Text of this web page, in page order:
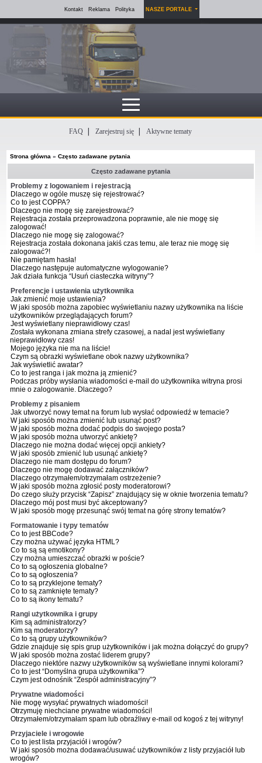
Kontakt Reklama Polityka NASZE PORTALE
FAQ Zarejestruj się Aktywne tematy
Strona główna »Często zadawane pytania
Często zadawane pytania
Problemy z logowaniem i rejestracją
Dlaczego w ogóle muszę się rejestrować?
Co to jest COPPA?
Dlaczego nie mogę się zarejestrować?
Rejestracja została przeprowadzona poprawnie, ale nie mogę się
zalogować!
Dlaczego nie mogę się zalogować?
Rejestracja została dokonana jakiś czas temu, ale teraz nie mogę się
zalogować?!
Nie pamiętam hasła!
Dlaczego następuje automatyczne wylogowanie?
Jak działa funkcja “Usuń ciasteczka witryny”?
Preferencje i ustawienia użytkownika
Jak zmienić moje ustawienia?
W jaki sposób można zapobiec wyświetlaniu nazwy użytkownika na liście
użytkowników przeglądających forum?
Jest wyświetlany nieprawidłowy czas!
Została wykonana zmiana strefy czasowej, a nadal jest wyświetlany
nieprawidłowy czas!
Mojego języka nie ma na liście!
Czym są obrazki wyświetlane obok nazwy użytkownika?
Jak wyświetlić awatar?
Co to jest ranga i jak można ją zmienić?
Podczas próby wysłania wiadomości e-mail do użytkownika witryna prosi
mnie o zalogowanie. Dlaczego?
Problemy z pisaniem
Jak utworzyć nowy temat na forum lub wysłać odpowiedź w temacie?
W jaki sposób można zmienić lub usunąć post?
W jaki sposób można dodać podpis do swojego posta?
W jaki sposób można utworzyć ankietę?
Dlaczego nie można dodać więcej opcji ankiety?
W jaki sposób zmienić lub usunąć ankietę?
Dlaczego nie mam dostępu do forum?
Dlaczego nie mogę dodawać załączników?
Dlaczego otrzymałem/otrzymałam ostrzeżenie?
W jaki sposób można zgłosić posty moderatorowi?
Do czego służy przycisk “Zapisz” znajdujący się w oknie tworzenia tematu?
Dlaczego mój post musi być akceptowany?
W jaki sposób mogę przesunąć swój temat na górę strony tematów?
Formatowanie i typy tematów
Co to jest BBCode?
Czy można używać języka HTML?
Co to są są emotikony?
Czy można umieszczać obrazki w poście?
Co to są ogłoszenia globalne?
Co to są ogłoszenia?
Co to są przyklejone tematy?
Co to są zamknięte tematy?
Co to są ikony tematu?
Rangi użytkownika i grupy
Kim są administratorzy?
Kim są moderatorzy?
Co to są grupy użytkowników?
Gdzie znajduje się spis grup użytkowników i jak można dołączyć do grupy?
W jaki sposób można zostać liderem grupy?
Dlaczego niektóre nazwy użytkowników są wyświetlane innymi kolorami?
Co to jest “Domyślna grupa użytkownika”?
Czym jest odnośnik “Zespół administracyjny”?
Prywatne wiadomości
Nie mogę wysyłać prywatnych wiadomości!
Otrzymuję niechciane prywatne wiadomości!
Otrzymałem/otrzymałam spam lub obraźliwy e-mail od kogoś z tej witryny!
Przyjaciele i wrogowie
Co to jest lista przyjaciół i wrogów?
W jaki sposób można dodawać/usuwać użytkowników z listy przyjaciół lub
wrogów?